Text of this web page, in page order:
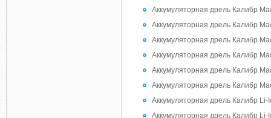
Аккумуляторная дрель Калибр
Аккумуляторная дрель Калибр
Аккумуляторная дрель Калибр
Аккумуляторная дрель Калибр
Аккумуляторная дрель Калибр
Аккумуляторная дрель Калибр
Аккумуляторная дрель Калибр
Аккумуляторная дрель Калибр